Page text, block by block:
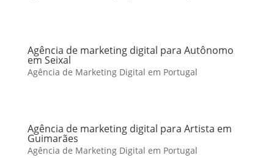
Agência de marketing digital para Autônomo
em Seixal
Agência de Marketing Digital em Portugal
Agência de marketing digital para Artista em
Guimarães
Agência de Marketing Digital em Portugal